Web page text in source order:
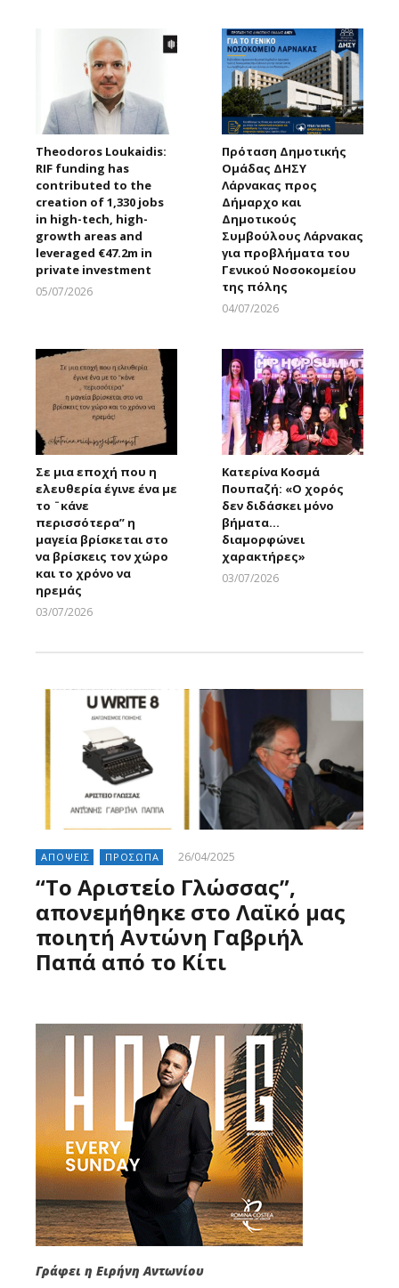
Theodoros Loukaidis:
RIF funding has
contributed to the
creation of 1,330 jobs
in high-tech, high-
growth areas and
leveraged €47.2m in
private investment
05/07/2026
Πρόταση Δημοτικής
Ομάδας ΔΗΣΥ
Λάρνακας προς
Δήμαρχο και
Δημοτικούς
Συμβούλους Λάρνακας
για προβλήματα του
Γενικού Νοσοκομείου
της πόλης
04/07/2026
Σε μια εποχή που η
ελευθερία έγινε ένα με
το ¨κάνε
περισσότερα” η
μαγεία βρίσκεται στο
να βρίσκεις τον χώρο
και το χρόνο να
ηρεμάς
03/07/2026
Κατερίνα Κοσμά
Πουπαζή: «Ο χορός
δεν διδάσκει μόνο
βήματα…
διαμορφώνει
χαρακτήρες»
03/07/2026
ΑΠΟΨΕΙΣ ΠΡΟΣΩΠΑ 26/04/2025
“Το Αριστείο Γλώσσας”,
απονεμήθηκε στο Λαϊκό μας
ποιητή Αντώνη Γαβριήλ
Παπά από το Κίτι
Γράφει η Ειρήνη Αντωνίου